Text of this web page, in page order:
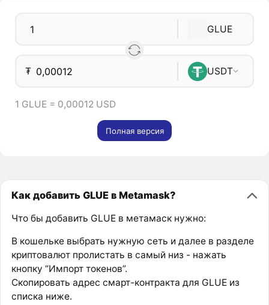
GLUE
₮ USDT
1 GLUE = 0,00012 USD
Полная версия
Как добавить GLUE в Metamask?
Что бы добавить GLUE в метамаск нужно:
В кошельке выбрать нужную сеть и далее в разделе
криптовалют пролистать в самый низ - нажать
кнопку “Импорт токенов”.
Скопировать адрес смарт-контракта для GLUE из
списка ниже.